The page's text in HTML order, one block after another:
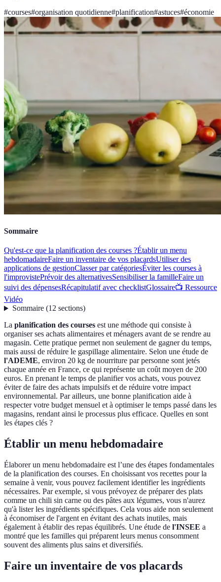
#courses#organisation quotidienne#planification#astuces#économie
Sommaire
Qu'est-ce que la planification des courses ?Établir un menu
hebdomadaireFaire un inventaire de vos placardsUtiliser des
applications de gestionClasser par catégoriesÉviter les courses à
l'improvistePrévoir des alternativesSensibiliser la familleFaire un
suivi des dépensesRécapitulatif avec checklistGlossaire📺 Ressource
Vidéo
Sommaire(12 sections)
La planification des courses est une méthode qui consiste à
organiser ses achats alimentaires et ménagers avant de se rendre au
magasin. Cette pratique permet non seulement de gagner du temps,
mais aussi de réduire le gaspillage alimentaire. Selon une étude de
l'ADEME, environ 20 kg de nourriture par personne sont jetés
chaque année en France, ce qui représente un coût moyen de 200
euros. En prenant le temps de planifier vos achats, vous pouvez
éviter de faire des achats impulsifs et de réduire votre impact
environnemental. Par ailleurs, une bonne planification aide à
respecter votre budget mensuel et à optimiser le temps passé dans les
magasins, rendant ainsi le processus plus efficace. Quelles en sont
les étapes clés ?
Établir un menu hebdomadaire
Élaborer un menu hebdomadaire est l’une des étapes fondamentales
de la planification des courses. En choisissant vos recettes pour la
semaine à venir, vous pouvez facilement identifier les ingrédients
nécessaires. Par exemple, si vous prévoyez de préparer des plats
comme un chili sin carne ou des pâtes aux légumes, vous n'aurez
qu'à lister les ingrédients spécifiques. Cela vous aide non seulement
à économiser de l'argent en évitant des achats inutiles, mais
également à établir des repas équilibrés. Une étude de l'INSEE a
montré que les familles qui préparent leurs menus consomment
souvent des aliments plus sains et diversifiés.
Faire un inventaire de vos placards